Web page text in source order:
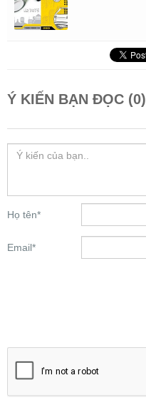
Ý KIẾN BẠN ĐỌC (0)
Họ tên*
Email*